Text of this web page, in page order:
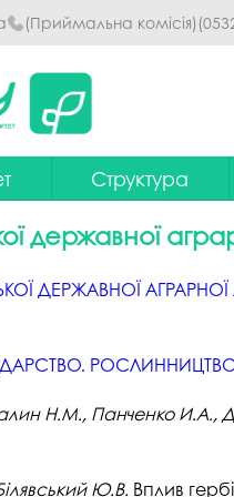
(Приймальна комісія)
Структура
Наглядова рада
Вчена рада
Коледжі
державної
ДЕРЖАВНОЇ АГРАРНОЇ
Н.М., Панченко И.А.,
Ю.В. Вплив